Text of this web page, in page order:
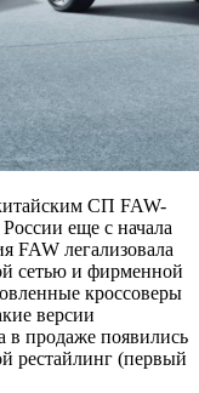
СП FAW-
еще с начала
FAW легализовала
сетью и фирменной
кроссоверы
версии
в продаже появились
рестайлинг (первый